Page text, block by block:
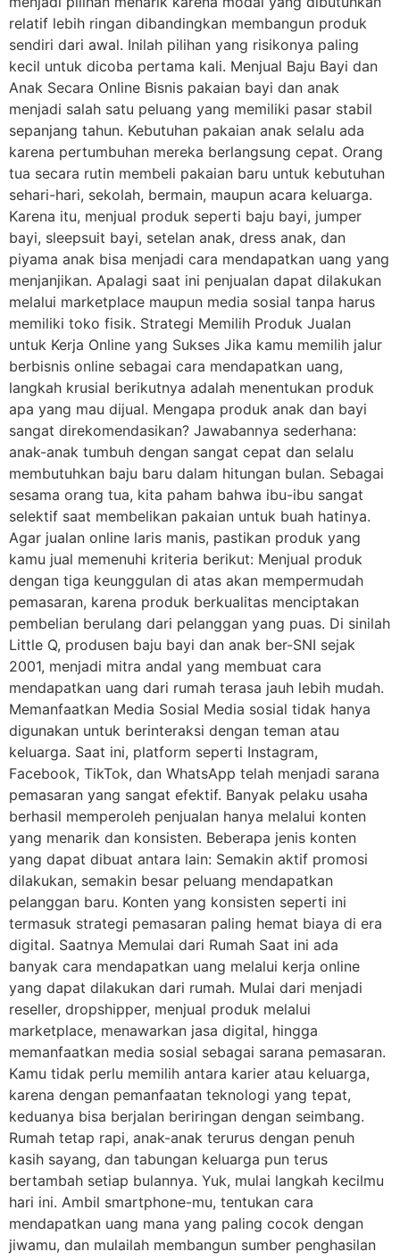
relatif lebih ringan dibandingkan membangun produk
sendiri dari awal. Inilah pilihan yang risikonya paling
kecil untuk dicoba pertama kali. Menjual Baju Bayi dan
Anak Secara Online Bisnis pakaian bayi dan anak
menjadi salah satu peluang yang memiliki pasar stabil
sepanjang tahun. Kebutuhan pakaian anak selalu ada
karena pertumbuhan mereka berlangsung cepat. Orang
tua secara rutin membeli pakaian baru untuk kebutuhan
sehari-hari, sekolah, bermain, maupun acara keluarga.
Karena itu, menjual produk seperti baju bayi, jumper
bayi, sleepsuit bayi, setelan anak, dress anak, dan
piyama anak bisa menjadi cara mendapatkan uang yang
menjanjikan. Apalagi saat ini penjualan dapat dilakukan
melalui marketplace maupun media sosial tanpa harus
memiliki toko fisik. Strategi Memilih Produk Jualan
untuk Kerja Online yang Sukses Jika kamu memilih jalur
berbisnis online sebagai cara mendapatkan uang,
langkah krusial berikutnya adalah menentukan produk
apa yang mau dijual. Mengapa produk anak dan bayi
sangat direkomendasikan? Jawabannya sederhana:
anak-anak tumbuh dengan sangat cepat dan selalu
membutuhkan baju baru dalam hitungan bulan. Sebagai
sesama orang tua, kita paham bahwa ibu-ibu sangat
selektif saat membelikan pakaian untuk buah hatinya.
Agar jualan online laris manis, pastikan produk yang
kamu jual memenuhi kriteria berikut: Menjual produk
dengan tiga keunggulan di atas akan mempermudah
pemasaran, karena produk berkualitas menciptakan
pembelian berulang dari pelanggan yang puas. Di sinilah
Little Q, produsen baju bayi dan anak ber-SNI sejak
2001, menjadi mitra andal yang membuat cara
mendapatkan uang dari rumah terasa jauh lebih mudah.
Memanfaatkan Media Sosial Media sosial tidak hanya
digunakan untuk berinteraksi dengan teman atau
keluarga. Saat ini, platform seperti Instagram,
Facebook, TikTok, dan WhatsApp telah menjadi sarana
pemasaran yang sangat efektif. Banyak pelaku usaha
berhasil memperoleh penjualan hanya melalui konten
yang menarik dan konsisten. Beberapa jenis konten
yang dapat dibuat antara lain: Semakin aktif promosi
dilakukan, semakin besar peluang mendapatkan
pelanggan baru. Konten yang konsisten seperti ini
termasuk strategi pemasaran paling hemat biaya di era
digital. Saatnya Memulai dari Rumah Saat ini ada
banyak cara mendapatkan uang melalui kerja online
yang dapat dilakukan dari rumah. Mulai dari menjadi
reseller, dropshipper, menjual produk melalui
marketplace, menawarkan jasa digital, hingga
memanfaatkan media sosial sebagai sarana pemasaran.
Kamu tidak perlu memilih antara karier atau keluarga,
karena dengan pemanfaatan teknologi yang tepat,
keduanya bisa berjalan beriringan dengan seimbang.
Rumah tetap rapi, anak-anak terurus dengan penuh
kasih sayang, dan tabungan keluarga pun terus
bertambah setiap bulannya. Yuk, mulai langkah kecilmu
hari ini. Ambil smartphone-mu, tentukan cara
mendapatkan uang mana yang paling cocok dengan
jiwamu, dan mulailah membangun sumber penghasilan